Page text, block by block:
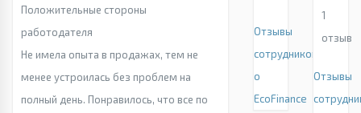
Положительные стороны
работодателя
Не имела опыта в продажах, тем не
менее устроилась без проблем на
полный день. Понравилось, что все по
Отзывы
сотрудников
о
EcoFinance
1
отзыв
Отзывы